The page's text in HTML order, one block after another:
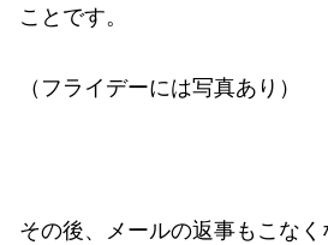
ことです。
（フライデーには写真あり）
その後、メールの返事もこな